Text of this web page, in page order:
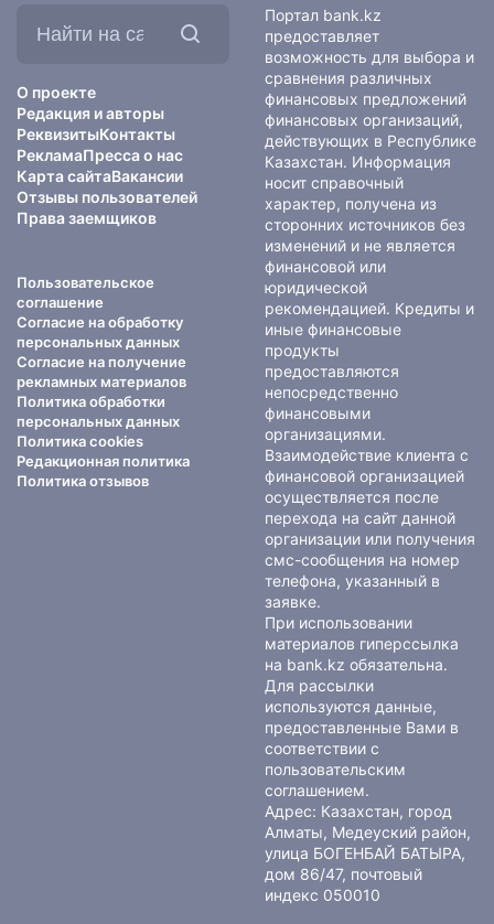
О проекте
Редакция и авторы
РеквизитыКонтакты
РекламаПресса о нас
Карта сайтаВакансии
Отзывы пользователей
Права заемщиков
Пользовательское
соглашение
Согласие на обработку
персональных данных
Согласие на получение
рекламных материалов
Политика обработки
персональных данных
Политика cookies
Редакционная политика
Политика отзывов
Портал bank.kz
предоставляет
возможность для выбора и
сравнения различных
финансовых предложений
финансовых организаций,
действующих в Республике
Казахстан. Информация
носит справочный
характер, получена из
сторонних источников без
изменений и не является
финансовой или
юридической
рекомендацией. Кредиты и
иные финансовые
продукты
предоставляются
непосредственно
финансовыми
организациями.
Взаимодействие клиента с
финансовой организацией
осуществляется после
перехода на сайт данной
организации или получения
смс-сообщения на номер
телефона, указанный в
заявке.
При использовании
материалов гиперссылка
на bank.kz обязательна.
Для рассылки
используются данные,
предоставленные Вами в
соответствии с
пользовательским
соглашением.
Адрес: Казахстан, город
Алматы, Медеуский район,
улица БОГЕНБАЙ БАТЫРА,
дом 86/47, почтовый
индекс 050010